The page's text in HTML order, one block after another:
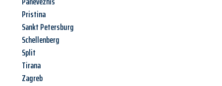
Pristina
Sankt Petersburg
Schellenberg
Split
Tirana
Zagreb